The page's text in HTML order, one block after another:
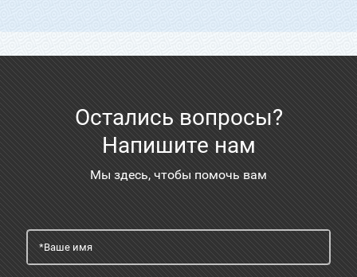
Остались вопросы?
Напишите нам
Мы здесь, чтобы помочь вам